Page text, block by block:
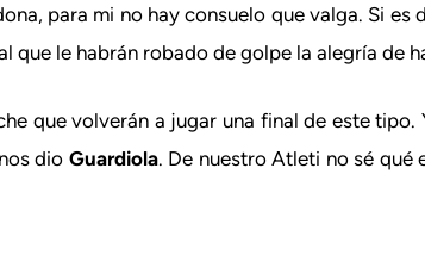
para mi no hay consuelo que valga. Si
que le habrán robado de golpe la alegría de
que volverán a jugar una final de este
dio Guardiola. De nuestro Atleti no sé qué